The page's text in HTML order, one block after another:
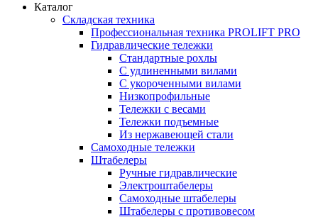
Каталог
Складская техника
Профессиональная техника PROLIFT PRO
Гидравлические тележки
Стандартные рохлы
С удлиненными вилами
С укороченными вилами
Низкопрофильные
Тележки с весами
Тележки подъемные
Из нержавеющей стали
Самоходные тележки
Штабелеры
Ручные гидравлические
Электроштабелеры
Самоходные штабелеры
Штабелеры с противовесом